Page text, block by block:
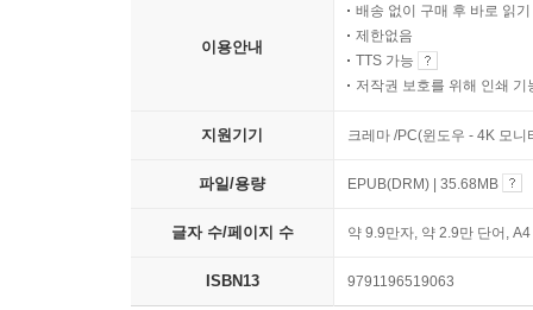
이용안내
배송 없이 구매 후 바로 읽기
제한없음
TTS 가능
저작권 보호를 위해 인쇄 기
지원기기 크레마 /PC(윈도우 - 4K 모
파일/용량 EPUB(DRM) | 35.68MB
글자 수/페이지 수 약 9.9만자, 약 2.9만 단어,
ISBN13 9791196519063